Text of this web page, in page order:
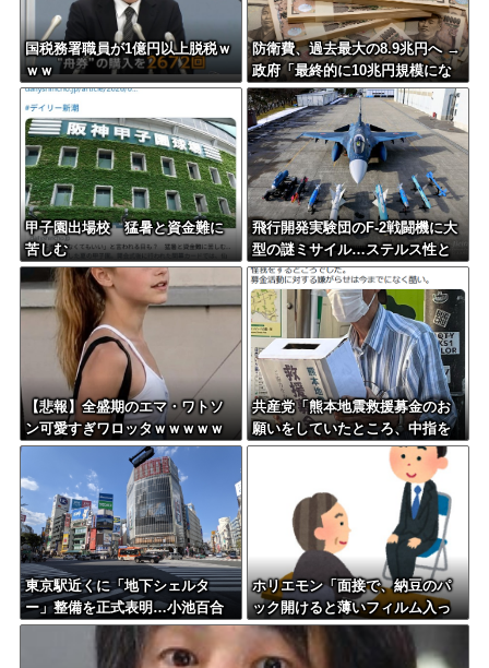
国税務署職員が1億円以上脱税ｗ
ｗｗ
防衛費、過去最大の8.9兆円へ →
政府「最終的に10兆円規模にな
る可能性」
甲子園出場校 猛暑と資金難に
苦しむ
飛行開発実験団のF-2戦闘機に大
型の謎ミサイル…ステルス性と
射程1000kmを誇る「最新鋭の空
母キラー」か？！
【悲報】全盛期のエマ・ワトソ
ン可愛すぎワロッタｗｗｗｗｗ
ｗｗｗｗ
共産党「熊本地震救援募金のお
願いをしていたところ、中指を
立てられました。嫌がらせ酷
東京駅近くに「地下シェルタ
ー」整備を正式表明…小池百合
子知事「多くの方が滞在、施設
整備の効果高い」
ホリエモン「面接で、納豆のパ
ック開けると薄いフィルム入っ
てるけどあれなんのためか教え
てって聞くわけ」